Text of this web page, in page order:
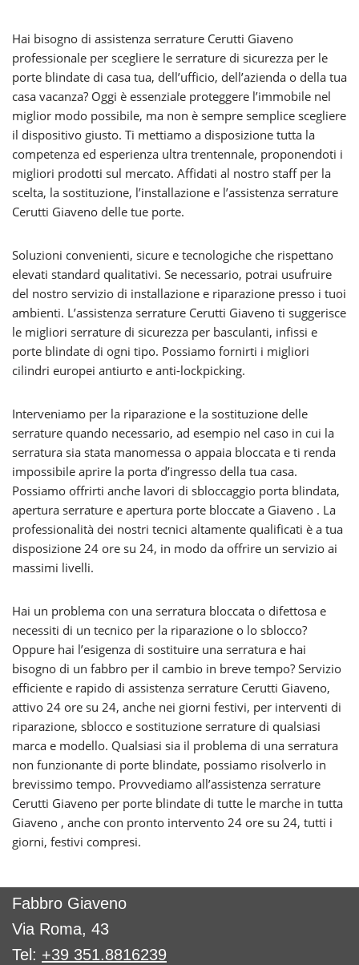
Hai bisogno di assistenza serrature Cerutti Giaveno
professionale per scegliere le serrature di sicurezza per le
porte blindate di casa tua, dell’ufficio, dell’azienda o della tua
casa vacanza? Oggi è essenziale proteggere l’immobile nel
miglior modo possibile, ma non è sempre semplice scegliere
il dispositivo giusto. Ti mettiamo a disposizione tutta la
competenza ed esperienza ultra trentennale, proponendoti i
migliori prodotti sul mercato. Affidati al nostro staff per la
scelta, la sostituzione, l’installazione e l’assistenza serrature
Cerutti Giaveno delle tue porte.
Soluzioni convenienti, sicure e tecnologiche che rispettano
elevati standard qualitativi. Se necessario, potrai usufruire
del nostro servizio di installazione e riparazione presso i tuoi
ambienti. L’assistenza serrature Cerutti Giaveno ti suggerisce
le migliori serrature di sicurezza per basculanti, infissi e
porte blindate di ogni tipo. Possiamo fornirti i migliori
cilindri europei antiurto e anti-lockpicking.
Interveniamo per la riparazione e la sostituzione delle
serrature quando necessario, ad esempio nel caso in cui la
serratura sia stata manomessa o appaia bloccata e ti renda
impossibile aprire la porta d’ingresso della tua casa.
Possiamo offrirti anche lavori di sbloccaggio porta blindata,
apertura serrature e apertura porte bloccate a Giaveno . La
professionalità dei nostri tecnici altamente qualificati è a tua
disposizione 24 ore su 24, in modo da offrire un servizio ai
massimi livelli.
Hai un problema con una serratura bloccata o difettosa e
necessiti di un tecnico per la riparazione o lo sblocco?
Oppure hai l’esigenza di sostituire una serratura e hai
bisogno di un fabbro per il cambio in breve tempo? Servizio
efficiente e rapido di assistenza serrature Cerutti Giaveno,
attivo 24 ore su 24, anche nei giorni festivi, per interventi di
riparazione, sblocco e sostituzione serrature di qualsiasi
marca e modello. Qualsiasi sia il problema di una serratura
non funzionante di porte blindate, possiamo risolverlo in
brevissimo tempo. Provvediamo all’assistenza serrature
Cerutti Giaveno per porte blindate di tutte le marche in tutta
Giaveno , anche con pronto intervento 24 ore su 24, tutti i
giorni, festivi compresi.
Fabbro Giaveno
Via Roma, 43
Tel: +39 351.8816239